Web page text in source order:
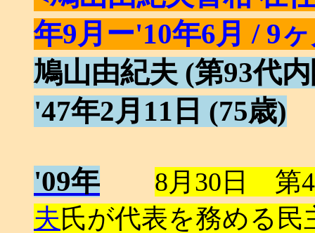
年9月ー'10年6月 / 9
鳩山由紀夫 (第93代
'47年2月11日 (75歳)
'09年
8月30日 第
夫氏が代表を務める民